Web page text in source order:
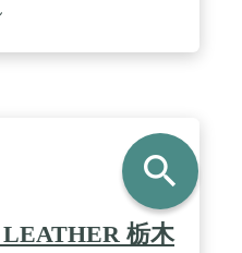
栃木
search